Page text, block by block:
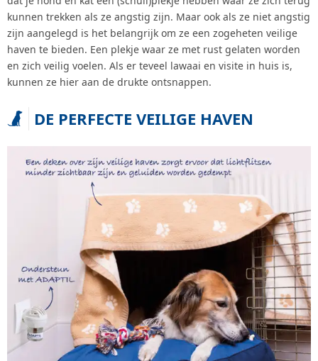
ZOEKEN
kunnen trekken als ze angstig zijn. Maar ook als ze niet angstig
zijn aangelegd is het belangrijk om ze een zogeheten veilige
haven te bieden. Een plekje waar ze met rust gelaten worden
en zich veilig voelen. Als er teveel lawaai en visite in huis is,
kunnen ze hier aan de drukte ontsnappen.
DE PERFECTE VEILIGE HAVEN